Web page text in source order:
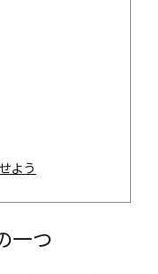
よう
一つ